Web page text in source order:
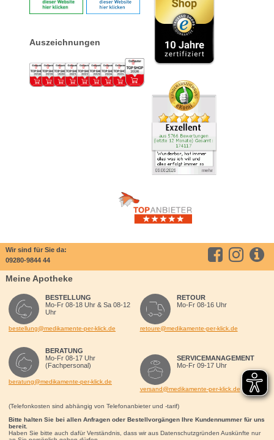
Auszeichnungen
Wir sind für Sie da:
09280-9844 44
Meine Apotheke
BESTELLUNG
Mo-Fr 08-18 Uhr & Sa 08-12
Uhr
bestellung@medikamente-per-klick.de
BERATUNG
Mo-Fr 08-17 Uhr
(Fachpersonal)
beratung@medikamente-per-klick.de
RETOUR
Mo-Fr 08-16 Uhr
retoure@medikamente-per-klick.de
SERVICEMANAGEMENT
Mo-Fr 09-17 Uhr
versand@medikamente-per-klick.de
(Telefonkosten sind abhängig von Telefonanbieter und -tarif)
Bitte halten Sie bei allen Anfragen oder Bestellvorgängen Ihre Kundennummer für uns
bereit.
Haben Sie bitte auch dafür Verständnis, dass wir aus Datenschutzgründen Auskünfte nur